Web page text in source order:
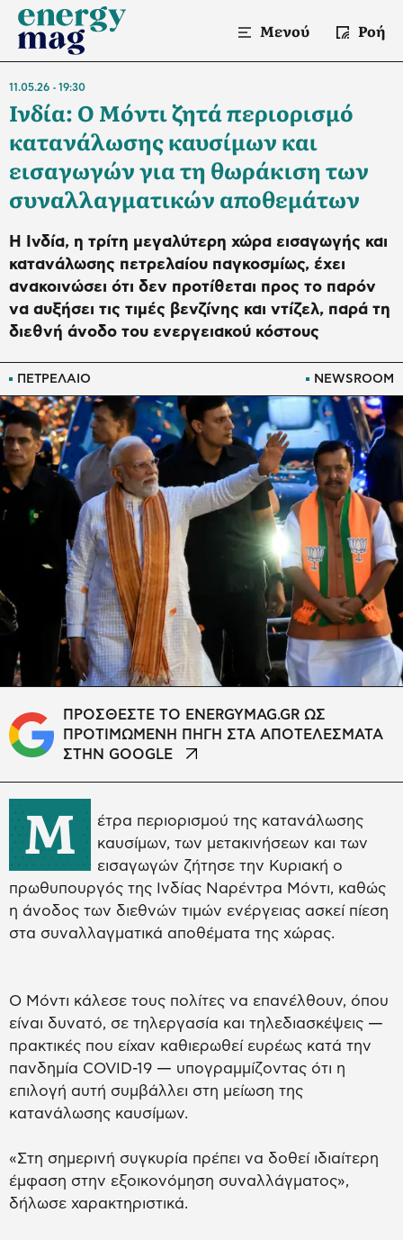
Μενού Ροή
ΠΕΤΡΕΛΑΙΟ NEWSROOM
11.05.26 19:30
Ινδία: Ο Μόντι ζητά περιορισμό
κατανάλωσης καυσίμων και
εισαγωγών για τη θωράκιση των
συναλλαγματικών αποθεμάτων
Η Ινδία, η τρίτη μεγαλύτερη χώρα εισαγωγής και
κατανάλωσης πετρελαίου παγκοσμίως, έχει
ανακοινώσει ότι δεν προτίθεται προς το παρόν
να αυξήσει τις τιμές βενζίνης και ντίζελ, παρά τη
διεθνή άνοδο του ενεργειακού κόστους
ΠΡΟΣΘΕΣΤΕ ΤΟ ENERGYMAG.GR ΩΣ
ΠΡΟΤΙΜΩΜΕΝΗ ΠΗΓΗ ΣΤΑ ΑΠΟΤΕΛΕΣΜΑΤΑ
ΣΤΗΝ GOOGLE
Μ
έτρα περιορισμού της κατανάλωσης
καυσίμων, των μετακινήσεων και των
εισαγωγών ζήτησε την Κυριακή ο
πρωθυπουργός της Ινδίας Ναρέντρα Μόντι, καθώς
η άνοδος των διεθνών τιμών ενέργειας ασκεί πίεση
στα συναλλαγματικά αποθέματα της χώρας.
Ο Μόντι κάλεσε τους πολίτες να επανέλθουν, όπου
είναι δυνατό, σε τηλεργασία και τηλεδιασκέψεις —
πρακτικές που είχαν καθιερωθεί ευρέως κατά την
πανδημία COVID-19 — υπογραμμίζοντας ότι η
επιλογή αυτή συμβάλλει στη μείωση της
κατανάλωσης καυσίμων.
«Στη σημερινή συγκυρία πρέπει να δοθεί ιδιαίτερη
έμφαση στην εξοικονόμηση συναλλάγματος»,
δήλωσε χαρακτηριστικά.